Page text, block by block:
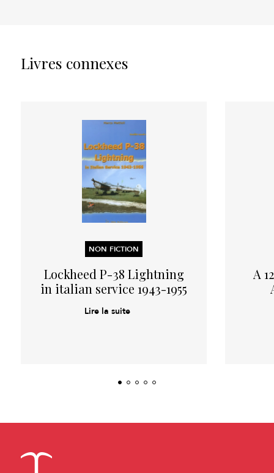
Livres connexes
NON FICTION
Lockheed P-38 Lightning
in italian service 1943-1955
Lire la suite
A